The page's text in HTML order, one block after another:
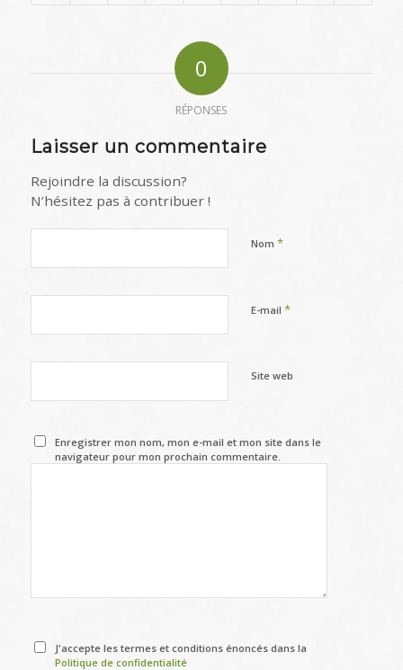
0
RÉPONSES
Laisser un commentaire
Rejoindre la discussion?
N’hésitez pas à contribuer !
Nom *
E-mail *
Site web
Enregistrer mon nom, mon e-mail et mon site dans le
navigateur pour mon prochain commentaire.
J'accepte les termes et conditions énoncés dans la
Politique de confidentialité